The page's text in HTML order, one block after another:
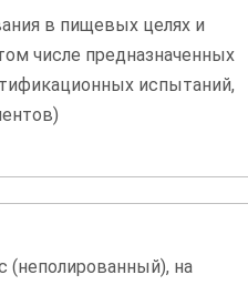
в пищевых целях и
числе предназначенных
испытаний,